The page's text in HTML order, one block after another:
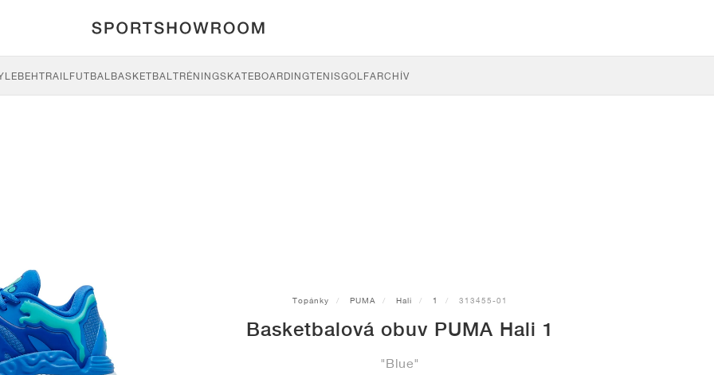
BEHTRAILFUTBALBASKETBALTRÉNINGSKATEBOARDINGTENISGOLFARCHÍV
Topánky PUMA Hali 1 313455-01
Basketbalová obuv PUMA Hali 1
"Blue"